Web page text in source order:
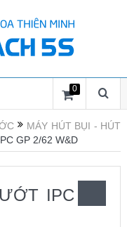
0
MÁY HÚT BỤI - HÚT
GP 2/62 W&D
IPC GP